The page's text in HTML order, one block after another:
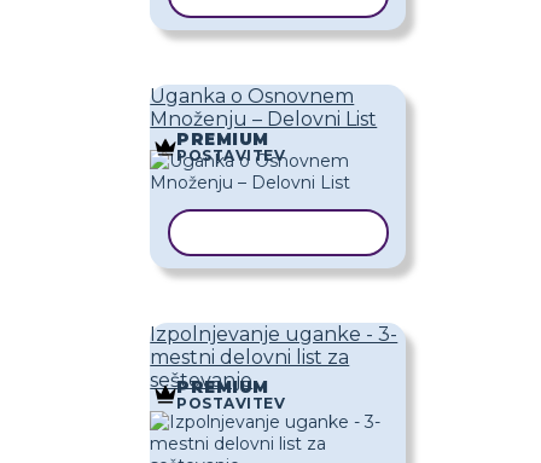
Uganka o Osnovnem
Množenju – Delovni List
PREMIUM
POSTAVITEV
Izpolnjevanje uganke - 3-
mestni delovni list za
seštevanje
PREMIUM
POSTAVITEV